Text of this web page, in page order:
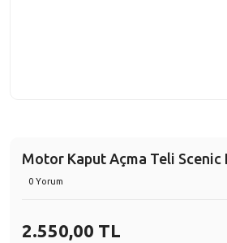
Motor Kaput Açma Teli Scenic
0 Yorum
2.550,00 TL